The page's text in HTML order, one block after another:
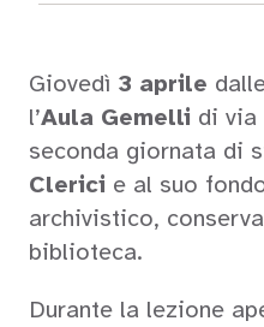
Giovedì 3 aprile
l’Aula Gemelli di via
seconda giornata di
Clerici e al suo
archivistico,
biblioteca.
Durante la lezione